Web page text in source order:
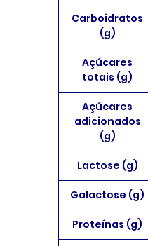
Carboidratos
(g)
Açúcares
totais (g)
Açúcares
adicionados
(g)
Lactose (g)
Galactose (g)
Proteínas (g)